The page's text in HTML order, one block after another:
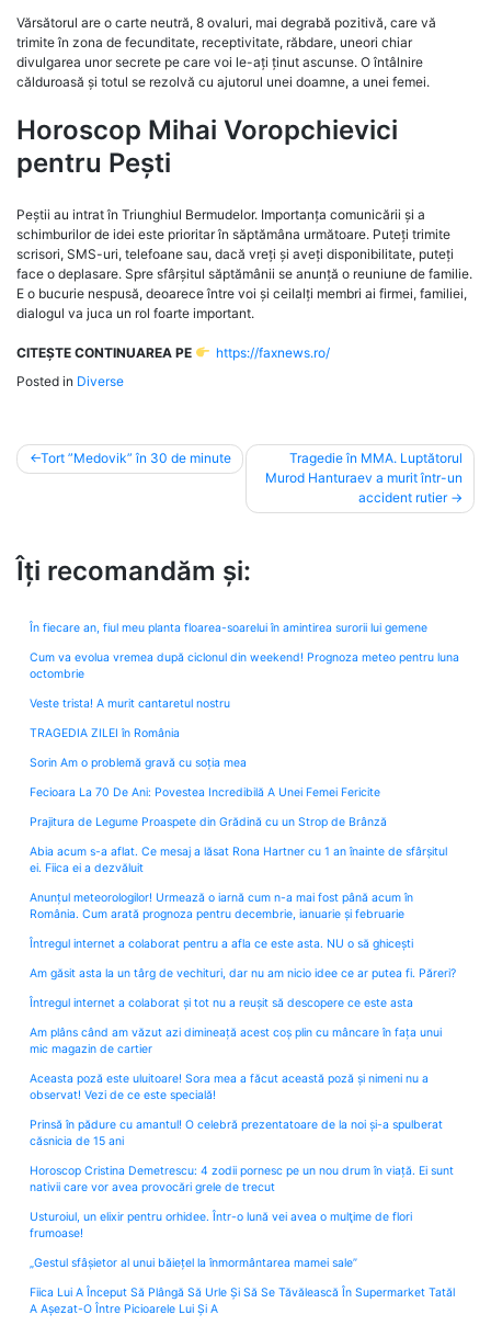
Vărsătorul are o carte neutră, 8 ovaluri, mai degrabă pozitivă, care vă
trimite în zona de fecunditate, receptivitate, răbdare, uneori chiar
divulgarea unor secrete pe care voi le-ați ținut ascunse. O întâlnire
călduroasă și totul se rezolvă cu ajutorul unei doamne, a unei femei.
Horoscop Mihai Voropchievici
pentru Pești
Peștii au intrat în Triunghiul Bermudelor. Importanța comunicării și a
schimburilor de idei este prioritar în săptămâna următoare. Puteți trimite
scrisori, SMS-uri, telefoane sau, dacă vreți și aveți disponibilitate, puteți
face o deplasare. Spre sfârșitul săptămânii se anunță o reuniune de familie.
E o bucurie nespusă, deoarece între voi și ceilalți membri ai firmei, familiei,
dialogul va juca un rol foarte important.
CITEȘTE CONTINUAREA PE
https://faxnews.ro/
Posted in Diverse
Post
Tort ”Medovik” în 30 de minute
Tragedie în MMA. Luptătorul
Murod Hanturaev a murit într-un
accident rutier
Îți recomandăm și:
În fiecare an, fiul meu planta floarea-soarelui în amintirea surorii lui gemene
Cum va evolua vremea după ciclonul din weekend! Prognoza meteo pentru luna
octombrie
Veste trista! A murit cantaretul nostru
TRAGEDIA ZILEI în România
Sorin Am o problemă gravă cu soția mea
Fecioara La 70 De Ani: Povestea Incredibilă A Unei Femei Fericite
Prajitura de Legume Proaspete din Grădină cu un Strop de Brânză
Abia acum s-a aflat. Ce mesaj a lăsat Rona Hartner cu 1 an înainte de sfârșitul
ei. Fiica ei a dezvăluit
Anunțul meteorologilor! Urmează o iarnă cum n-a mai fost până acum în
România. Cum arată prognoza pentru decembrie, ianuarie și februarie
Întregul internet a colaborat pentru a afla ce este asta. NU o să ghicești
Am găsit asta la un târg de vechituri, dar nu am nicio idee ce ar putea fi. Păreri?
Întregul internet a colaborat și tot nu a reușit să descopere ce este asta
Am plâns când am văzut azi dimineață acest coș plin cu mâncare în fața unui
mic magazin de cartier
Aceasta poză este uluitoare! Sora mea a făcut această poză și nimeni nu a
observat! Vezi de ce este specială!
Prinsă în pădure cu amantul! O celebră prezentatoare de la noi și-a spulberat
căsnicia de 15 ani
Horoscop Cristina Demetrescu: 4 zodii pornesc pe un nou drum în viață. Ei sunt
nativii care vor avea provocări grele de trecut
Usturoiul, un elixir pentru orhidee. Într-o lună vei avea o mulţime de flori
frumoase!
„Gestul sfâșietor al unui băiețel la înmormântarea mamei sale”
Fiica Lui A Început Să Plângă Să Urle Și Să Se Tăvălească În Supermarket Tatăl
A Așezat-O Între Picioarele Lui Și A